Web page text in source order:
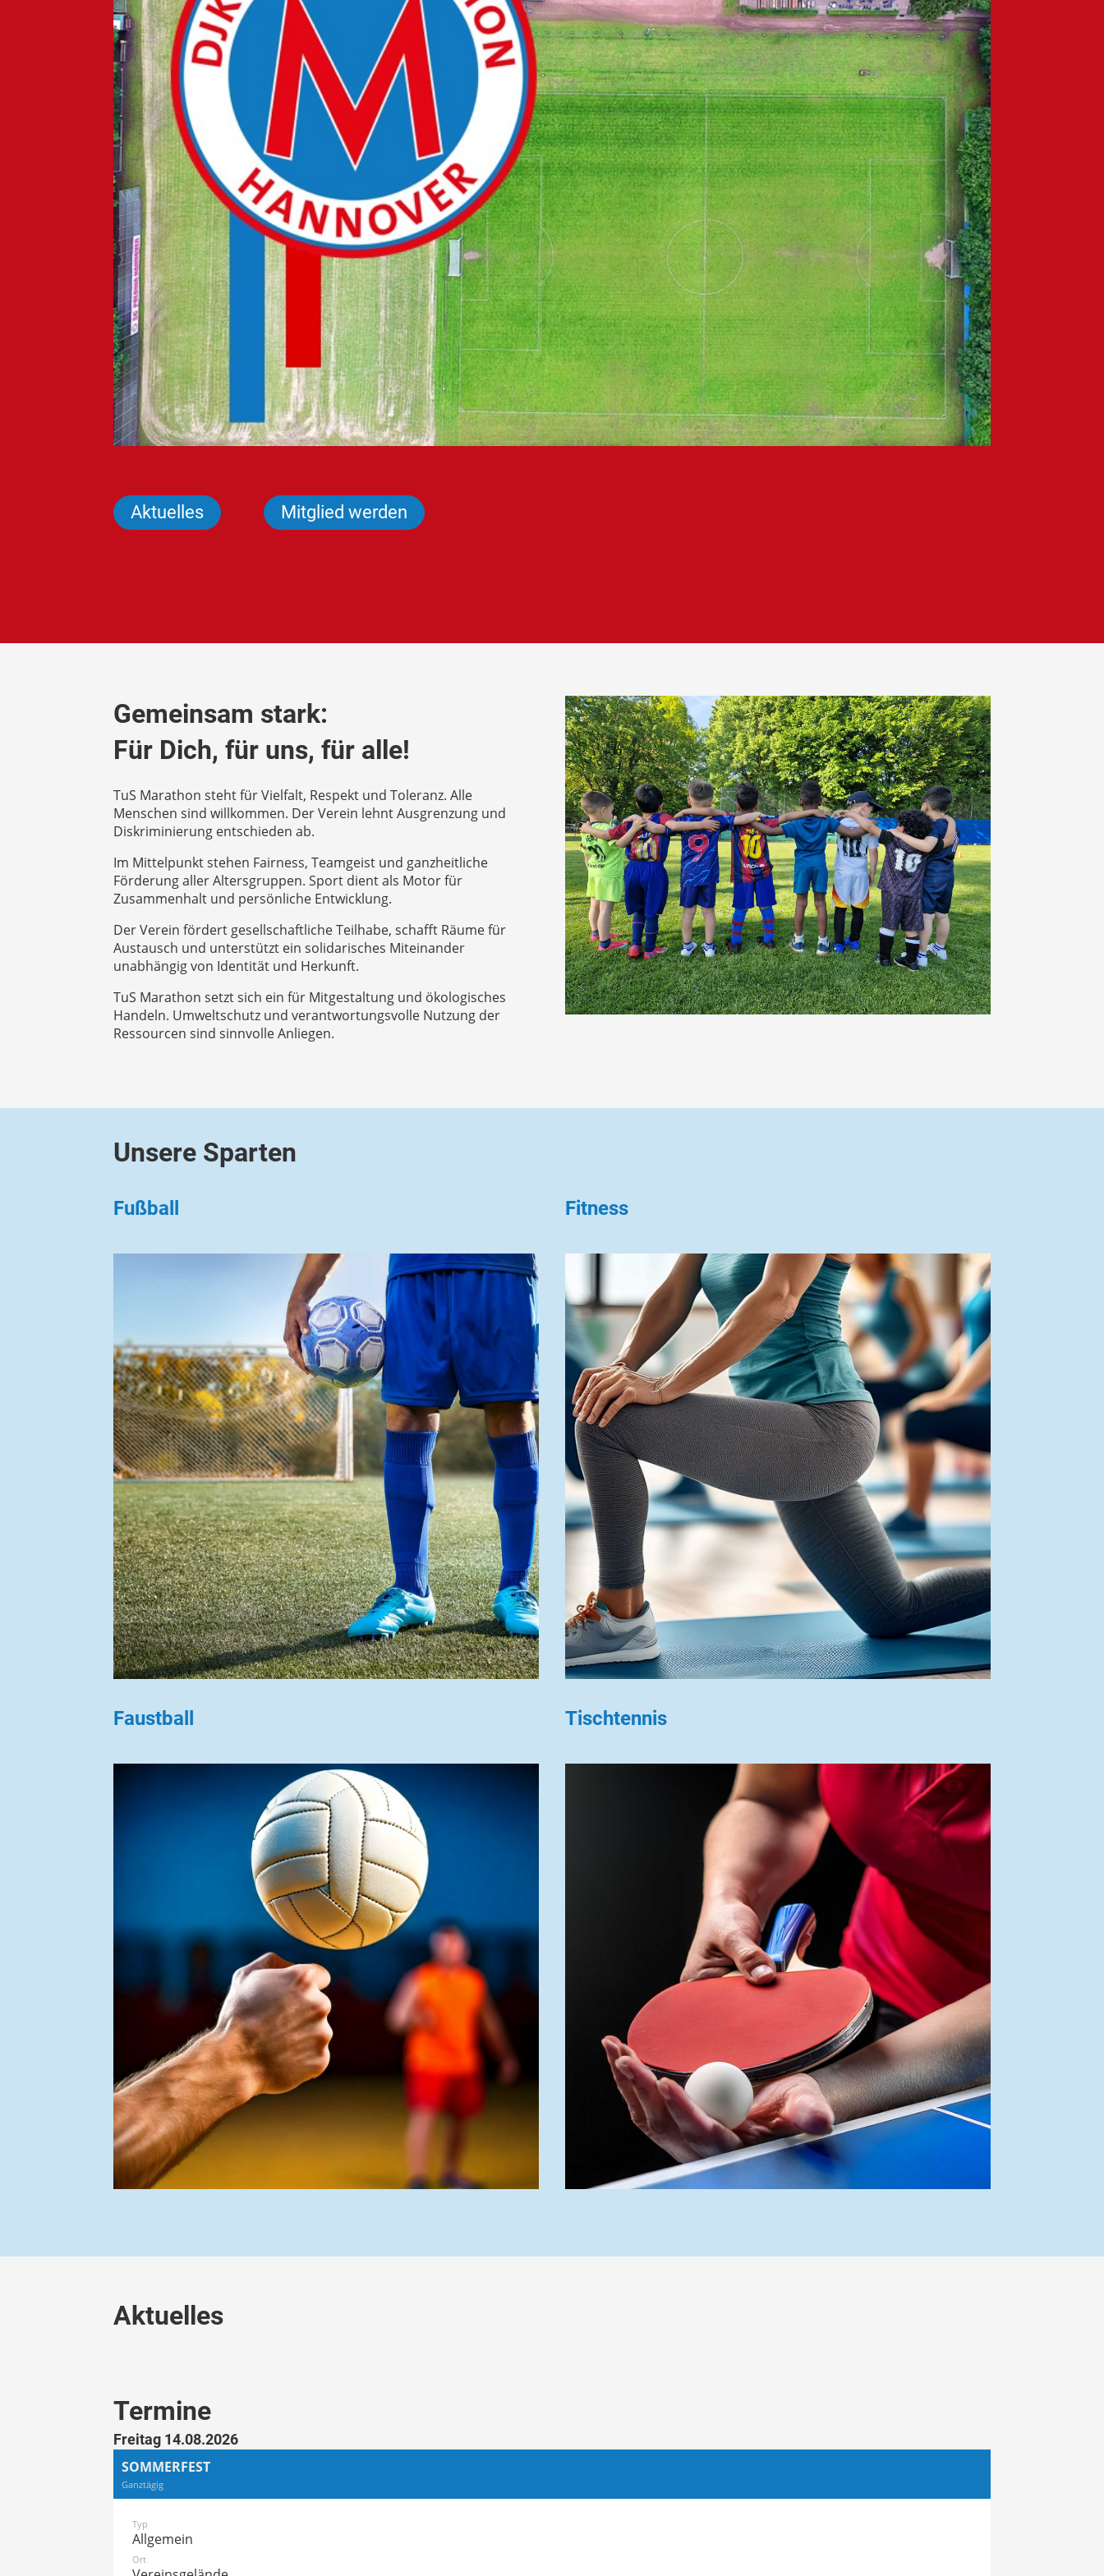
Aktuelles Mitglied werden
Gemeinsam stark:
Für Dich, für uns, für alle!
TuS Marathon steht für Vielfalt, Respekt und Toleranz. Alle
Menschen sind willkommen. Der Verein lehnt Ausgrenzung und
Diskriminierung entschieden ab.
Im Mittelpunkt stehen Fairness, Teamgeist und ganzheitliche
Förderung aller Altersgruppen. Sport dient als Motor für
Zusammenhalt und persönliche Entwicklung.
Der Verein fördert gesellschaftliche Teilhabe, schafft Räume für
Austausch und unterstützt ein solidarisches Miteinander
unabhängig von Identität und Herkunft.
TuS Marathon setzt sich ein für Mitgestaltung und ökologisches
Handeln. Umweltschutz und verantwortungsvolle Nutzung der
Ressourcen sind sinnvolle Anliegen.
Unsere Sparten
Fußball Fitness
Faustball Tischtennis
Aktuelles
Termine
Freitag 14.08.2026
SOMMERFEST
Ganztägig
Typ
Allgemein
Ort